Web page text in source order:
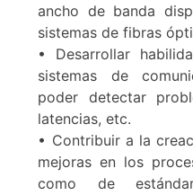
ancho de banda
sistemas de fibras
• Desarrollar
sistemas de
poder detectar
latencias, etc.
• Contribuir a la
mejoras en los
como de